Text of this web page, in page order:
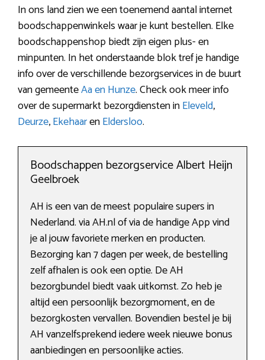
In ons land zien we een toenemend aantal internet
boodschappenwinkels waar je kunt bestellen. Elke
boodschappenshop biedt zijn eigen plus- en
minpunten. In het onderstaande blok tref je handige
info over de verschillende bezorgservices in de buurt
van gemeenteAa en Hunze. Check ook meer info
over de supermarkt bezorgdiensten inEleveld,
Deurze,EkehaarenEldersloo.
Boodschappen bezorgservice Albert Heijn
Geelbroek
AH is een van de meest populaire supers in
Nederland. via AH.nl of via de handige App vind
je al jouw favoriete merken en producten.
Bezorging kan 7 dagen per week, de bestelling
zelf afhalen is ook een optie. De AH
bezorgbundel biedt vaak uitkomst. Zo heb je
altijd een persoonlijk bezorgmoment, en de
bezorgkosten vervallen. Bovendien bestel je bij
AH vanzelfsprekend iedere week nieuwe bonus
aanbiedingen en persoonlijke acties.